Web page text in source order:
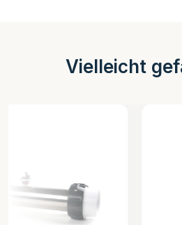
Vielleicht